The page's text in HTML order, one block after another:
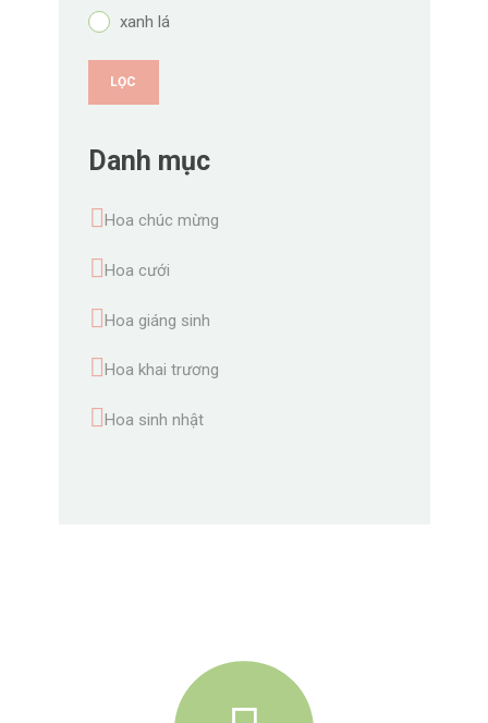
xanh lá
LỌC
Danh mục
Hoa chúc mừng
Hoa cưới
Hoa giáng sinh
Hoa khai trương
Hoa sinh nhật